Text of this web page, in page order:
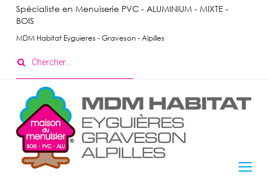
Skip
content
Spécialiste en Menuiserie PVC - ALUMINIUM - MIXTE -
BOIS
MDM Habitat Eyguieres - Graveson - Alpilles